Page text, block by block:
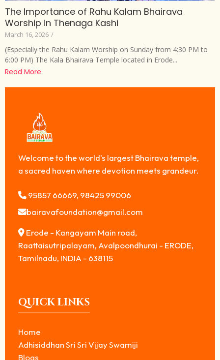
The Importance of Rahu Kalam Bhairava
Worship in Thenaga Kashi
March 16, 2026 /
(Especially the Rahu Kalam Worship on Sunday from 4:30 PM to
6:00 PM) The Kala Bhairava Temple located in Erode...
Read More
Welcome to the world's largest Bhairava temple,
a sacred haven where devotion meets grandeur.
95857 66669, 98425 99006
bairavafoundation@gmail.com
Erode - Kangayam Main road,
Raattaisutripalayam, Avalpoondhurai - ERODE,
Tamilnadu, INDIA - 638115
QUICK LINKS
Home
Adhisiddhan Sri Sri Vijay Swamiji
Blogs